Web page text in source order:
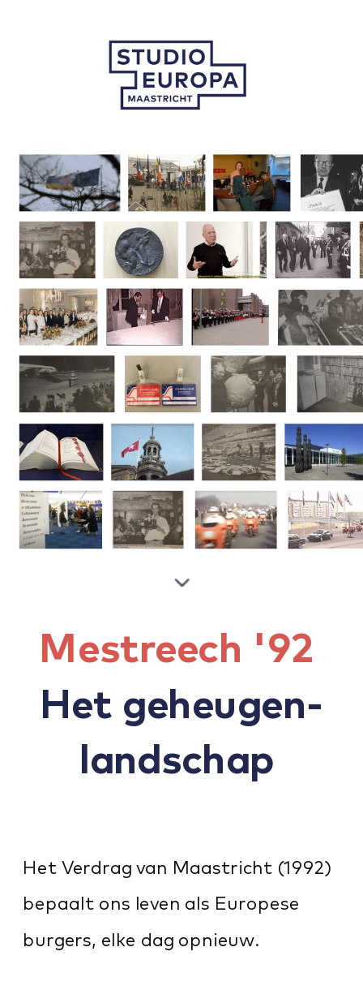
Het Verdrag van Maastricht (1992)
bepaalt ons leven als Europese
burgers, elke dag opnieuw.
Mestreech '92
Het geheugen-
landschap